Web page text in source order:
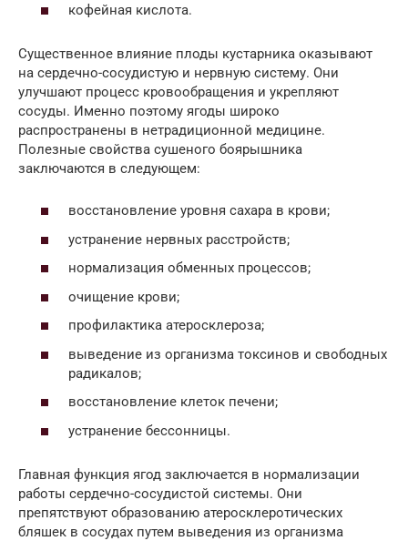
кофейная кислота.
Существенное влияние плоды кустарника оказывают
на сердечно-сосудистую и нервную систему. Они
улучшают процесс кровообращения и укрепляют
сосуды. Именно поэтому ягоды широко
распространены в нетрадиционной медицине.
Полезные свойства сушеного боярышника
заключаются в следующем:
восстановление уровня сахара в крови;
устранение нервных расстройств;
нормализация обменных процессов;
очищение крови;
профилактика атеросклероза;
выведение из организма токсинов и свободных
радикалов;
восстановление клеток печени;
устранение бессонницы.
Главная функция ягод заключается в нормализации
работы сердечно-сосудистой системы. Они
препятствуют образованию атеросклеротических
бляшек в сосудах путем выведения из организма